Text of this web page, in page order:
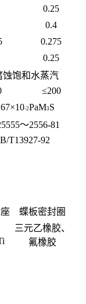
0.25
0.4
0.275
0.25
蚀饱和水蒸汽
≤200
-2PaM3 S
～2556-81
T13927-92
蝶板密封圈
三元乙橡胶、
氟橡胶